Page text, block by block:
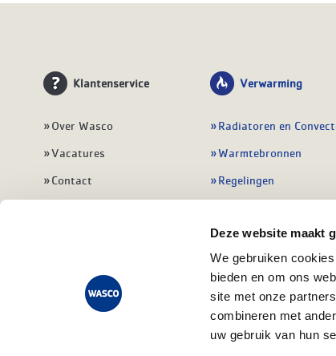
Deze website maakt
We gebruiken
bieden en om ons
site met onze
combineren met
uw gebruik van hun
Klantenservice
Over Wasco
Vacatures
Contact
Veelgestelde vragen
Verwarming
Radiatoren en
Warmtebronnen
Regelingen
Leidingwerk
Warmwatertoestellen
Alle verwarming